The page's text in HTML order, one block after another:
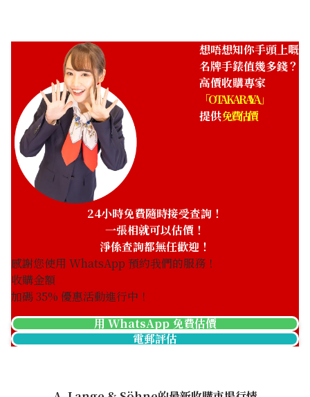
A. Lange & Söhne Saxonia
Moon Phase 384.032
參考回收價
收購日期: 2026年4月
參考回收價
ASK
收購日期: 2026年4月
想唔想知你手頭上嘅
名牌手錶值幾多錢？
高價收購專家
「OTAKARAYA」
提供免費估價
24小時免費隨時接受查詢！
一張相就可以估價！
淨係查詢都無任歡迎！
感謝您使用 WhatsApp 預約我們的服務！
收購金額
加碼35% 優惠活動進行中！
用 WhatsApp 免費估價
電郵評估